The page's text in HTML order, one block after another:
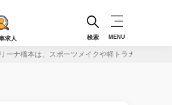
求人 検索 MENU
ーナ橋本は、スポーツメイクや軽トラカスタムに